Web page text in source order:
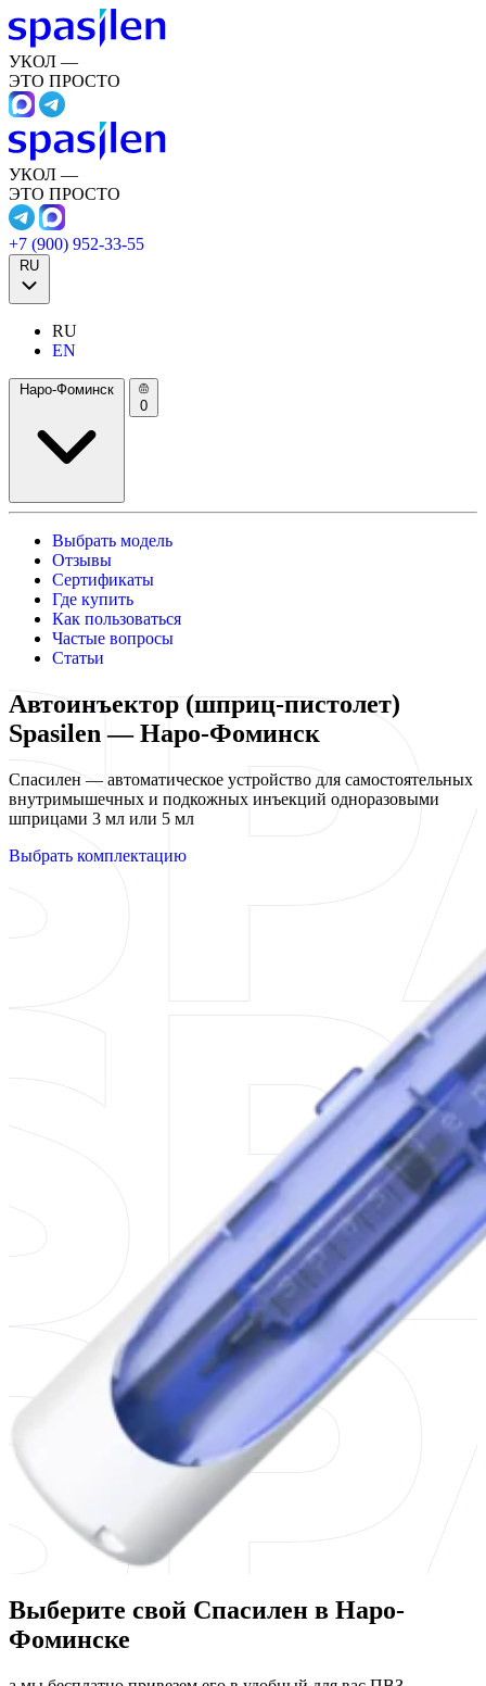
УКОЛ —
ЭТО ПРОСТО
УКОЛ —
ЭТО ПРОСТО
+7 (900) 952-33-55
RU
RU
EN
Наро-Фоминск
0
Выбрать модель
Отзывы
Сертификаты
Где купить
Как пользоваться
Частые вопросы
Статьи
Автоинъектор (шприц-пистолет)
Spasilen — Наро-Фоминск
Спасилен — автоматическое устройство для самостоятельных
внутримышечных и подкожных инъекций одноразовыми
шприцами 3 мл или 5 мл
Выбрать комплектацию
Выберите свой Спасилен в Наро-
Фоминске